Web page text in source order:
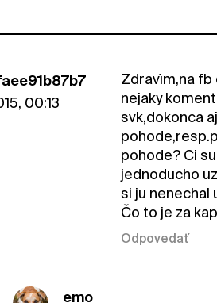
00:13
Zdravìm,na fb
nejaky
svk,dokonca
pohode? Ci
jednoducho
si ju nenechal
Čo to je za
Odpovedať
emo